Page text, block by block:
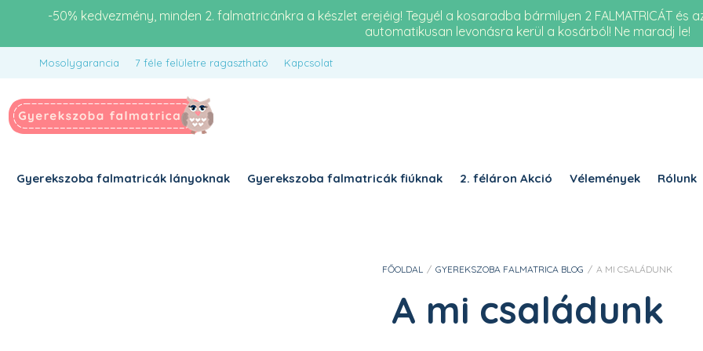
-50% kedvezmény, minden 2. falmatricánkra a készlet erejéig! Tegyél a kosaradba bármilyen 2 FALMATRICÁT és
automatikusan levonásra kerül a kosárból! Ne maradj le!
Mosolygarancia 7 féle felületre ragasztható Kapcsolat
Gyerekszoba falmatricák lányoknak Gyerekszoba falmatricák fiúknak 2. féláron Akció Vélemények Rólunk
FŐOLDAL / GYEREKSZOBA FALMATRICA BLOG / A MI CSALÁDUNK
A mi családunk